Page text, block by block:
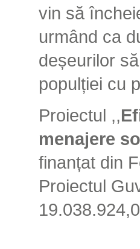
vin să
urmând ca
deșeurilor
populției cu
Proiectul ,,
menajere
finanțat din
Proiectul